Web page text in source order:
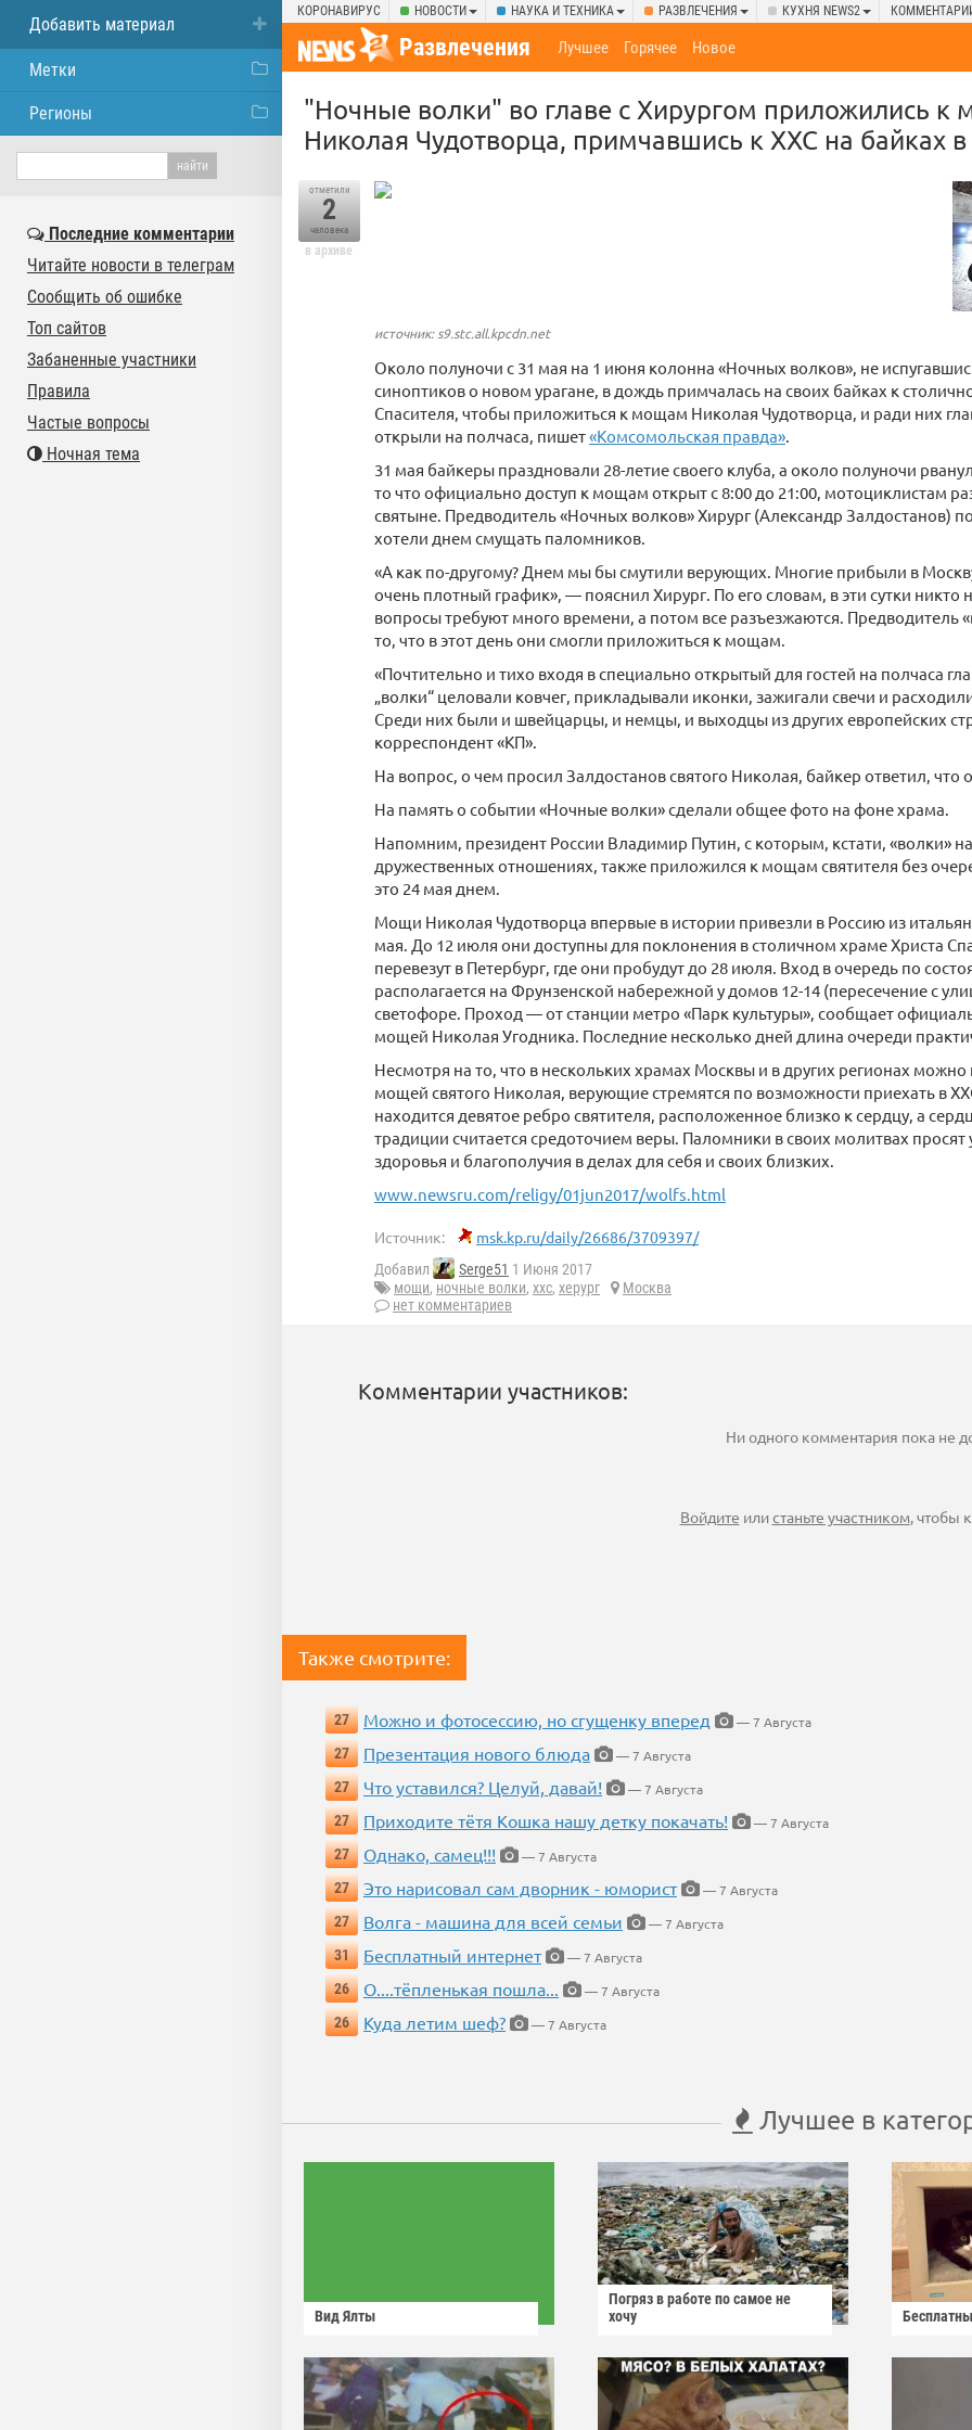
КОРОНАВИРУС НОВОСТИ НАУКА И ТЕХНИКА РАЗВЛЕЧЕНИЯ КУХНЯ NEWS2
Развлечения Лучшее Горячее Новое
"Ночные волки" во главе с Хирургом приложились к
Николая Чудотворца, примчавшись к ХХС на байках
отметили
2
человека
в архиве
источник: s9.stc.all.kpcdn.net
Около полуночи с 31 мая на 1 июня колонна «Ночных волков», не
синоптиков о новом урагане, в дождь примчалась на своих байках к
Спасителя, чтобы приложиться к мощам Николая Чудотворца, и ради них
открыли на полчаса, пишет«Комсомольская правда».
31 мая байкеры праздновали 28-летие своего клуба, а около полуночи
то что официально доступ к мощам открыт с 8:00 до 21:00, мотоциклистам
святыне. Предводитель «Ночных волков» Хирург (Александр Залдостанов)
хотели днем смущать паломников.
«А как по-другому? Днем мы бы смутили верующих. Многие прибыли в
очень плотный график», — пояснил Хирург. По его словам, в эти сутки никто
вопросы требуют много времени, а потом все разъезжаются. Предводитель
то, что в этот день они смогли приложиться к мощам.
«Почтительно и тихо входя в специально открытый для гостей на полчаса
„волки“ целовали ковчег, прикладывали иконки, зажигали свечи и
Среди них были и швейцарцы, и немцы, и выходцы из других европейских
корреспондент «КП».
На вопрос, о чем просил Залдостанов святого Николая, байкер ответил, что
На память о событии «Ночные волки» сделали общее фото на фоне храма.
Напомним, президент России Владимир Путин, с которым, кстати, «волки»
дружественных отношениях, также приложился к мощам святителя без
это 24 мая днем.
Мощи Николая Чудотворца впервые в истории привезли в Россию из
мая. До 12 июля они доступны для поклонения в столичном храме Христа
перевезут в Петербург, где они пробудут до 28 июля. Вход в очередь по
располагается на Фрунзенской набережной у домов 12-14 (пересечение с
светофоре. Проход — от станции метро «Парк культуры», сообщает
мощей Николая Угодника. Последние несколько дней длина очереди
Несмотря на то, что в нескольких храмах Москвы и в других регионах
мощей святого Николая, верующие стремятся по возможности приехать в
находится девятое ребро святителя, расположенное близко к сердцу, а
традиции считается средоточием веры. Паломники в своих молитвах просят
здоровья и благополучия в делах для себя и своих близких.
www.newsru.com/religy/01jun2017/wolfs.html
Источник: msk.kp.ru/daily/26686/3709397/
Добавил Serge51 1 Июня 2017
мощи, ночные волки, ххс, херург
Москва
нет комментариев
Комментарии участников:
Ни одного комментария пока не
Войдите илистаньте участником, чтобы
Также смотрите:
27 Можно и фотосессию, но сгущенку вперед
— 7 Августа
27
Презентация нового блюда
— 7 Августа
27
Что уставился? Целуй, давай!
— 7 Августа
27
Приходите тётя Кошка нашу детку покачать!
— 7 Августа
27
Однако, самец!!!
— 7 Августа
27
Это нарисовал сам дворник - юморист
— 7 Августа
27
Волга - машина для всей семьи
— 7 Августа
31
Бесплатный интернет
— 7 Августа
26
О....тёпленькая пошла...
— 7 Августа
26
Куда летим шеф? — 7 Августа
Лучшее в
Вид Ялты
Погряз в работе по самое не
хочу
Добавить материал
Метки
Регионы
Последние комментарии
Читайте новости в телеграм
Сообщить об ошибке
Топ сайтов
Забаненные участники
Правила
Частые вопросы
Ночная тема